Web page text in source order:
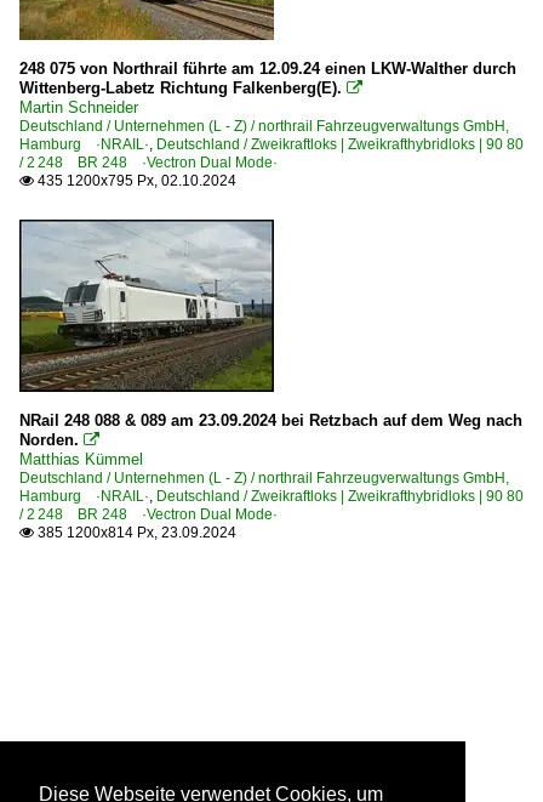
248 075 von Northrail führte am 12.09.24 einen LKW-Walther durch
Wittenberg-Labetz Richtung Falkenberg(E). 
Martin Schneider
Deutschland / Unternehmen (L - Z) / northrail Fahrzeugverwaltungs GmbH,
Hamburg ·NRAIL· Deutschland / Zweikraftloks | Zweikrafthybridloks | 90 80
/ 2 248 BR 248 ·Vectron Dual Mode·
 435 1200x795 Px, 02.10.2024
NRail 248 088 & 089 am 23.09.2024 bei Retzbach auf dem Weg nach
Norden. 
Matthias Kümmel
Deutschland / Unternehmen (L - Z) / northrail Fahrzeugverwaltungs GmbH,
Hamburg ·NRAIL· Deutschland / Zweikraftloks | Zweikrafthybridloks | 90 80
/ 2 248 BR 248 ·Vectron Dual Mode·
 385 1200x814 Px, 23.09.2024
Diese Webseite verwendet Cookies, um